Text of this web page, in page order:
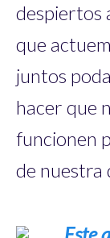
despiertos
que
juntos
hacer que
funcionen
de nuestra